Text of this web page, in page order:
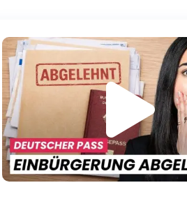
ت
ش
غ